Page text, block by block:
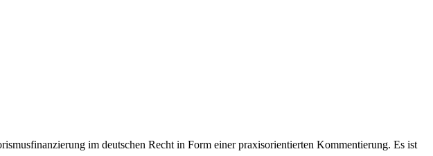
im deutschen Recht in Form einer praxisorientierten Kommentierung. Es ist